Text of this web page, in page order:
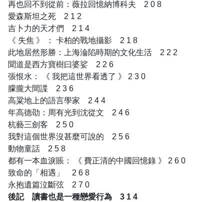
再也回不到從前：薇拉回憶納博科夫 2 0 8
愛森斯坦之死 2 1 2
吉卜力的天才們 2 1 4
《 失焦 》 ： 卡柏的戰地攝影 2 1 8
此地居然形勝：上海淪陷時期的文化生活 2 2 2
聞道是西方寶樹曰婆娑 2 2 6
張恨水： 《 我把這世界看透了 》 2 3 0
朦朧大間諜 2 3 6
高粱地上的語言學家 2 4 4
年高德劭：周有光到沈從文 2 4 6
杭藝三劍客 2 5 0
我對這個世界沒甚麼可說的 2 5 6
動物童話 2 5 8
都有一本血淚賬： 《 費正清的中國回憶錄 》 2 6 0
致命的「相遇」 2 6 8
永抱遺篇泣斷弦 2 7 0
後記 讀書也是一種戀愛行為 3 1 4